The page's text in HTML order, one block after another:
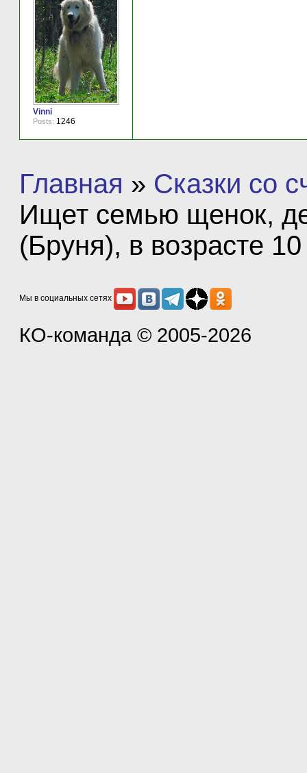
Vinni
Posts: 1246
Главная » Сказки со
Ищет семью щенок,
(Бруня), в возрасте
Мы в социальных сетях
КО-команда © 2005-2026